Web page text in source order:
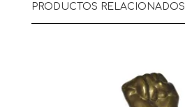
PRODUCTOS RELACIONADOS